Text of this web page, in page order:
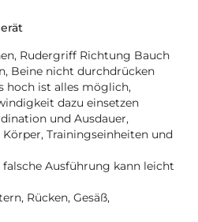
Rudergriff Richtung Bauch
Beine nicht durchdrücken
hoch ist alles möglich,
dazu einsetzen
und Ausdauer,
Trainingseinheiten und
falsche Ausführung kann leicht
Rücken, Gesäß,